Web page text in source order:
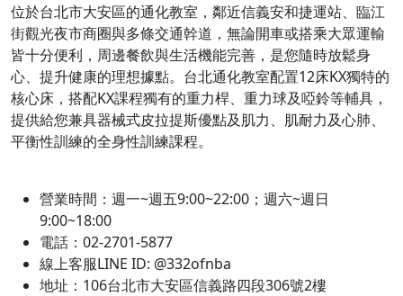
位於台北市大安區的通化教室，鄰近信義安和捷運站、臨江
街觀光夜市商圈與多條交通幹道，無論開車或搭乘大眾運輸
皆十分便利，周邊餐飲與生活機能完善，是您隨時放鬆身
心、提升健康的理想據點。台北通化教室配置12床KX獨特的
核心床，搭配KX課程獨有的重力桿、重力球及啞鈴等輔具，
提供給您兼具器械式皮拉提斯優點及肌力、肌耐力及心肺、
平衡性訓練的全身性訓練課程。
營業時間：週一~週五9:00~22:00；週六~週日
9:00~18:00
電話：02-2701-5877
線上客服LINE ID: @332ofnba
地址：106台北市大安區信義路四段306號2樓